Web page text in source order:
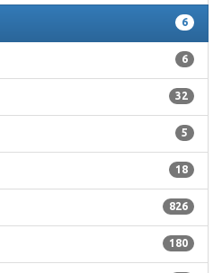
6
6
32
5
18
826
180